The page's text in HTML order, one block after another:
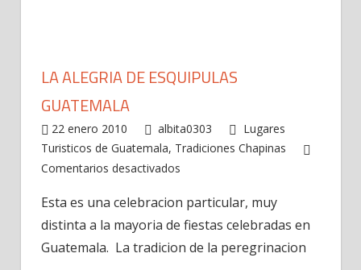
LA ALEGRIA DE ESQUIPULAS
GUATEMALA
22 enero 2010 albita0303
Lugares
Turisticos de Guatemala, Tradiciones Chapinas
Comentarios desactivados
alegria
de
Esquipulas
Esta es una celebracion particular, muy
distinta a la mayoria de fiestas celebradas en
Guatemala. La tradicion de la peregrinacion